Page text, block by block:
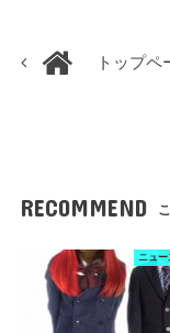
トップペ
RECOMMEND
ニュー